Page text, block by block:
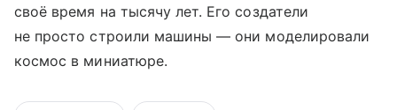
своё время на тысячу лет. Его создатели
не просто строили машины — они моделировали
космос в миниатюре.